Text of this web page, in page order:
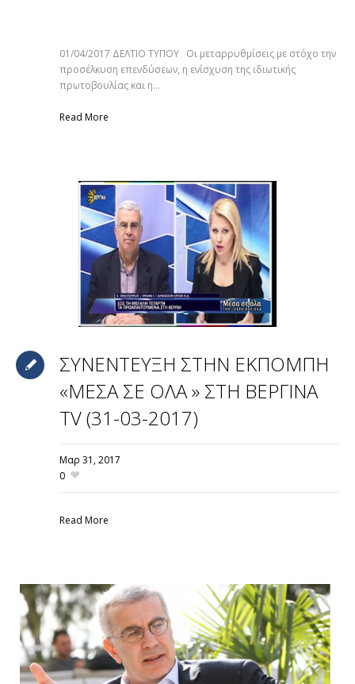
01/04/2017 ΔΕΛΤΙΟ ΤΥΠΟΥ Οι μεταρρυθμίσεις με στόχο την
προσέλκυση επενδύσεων, η ενίσχυση της ιδιωτικής
πρωτοβουλίας και η...
Read More
ΣΥΝΕΝΤΕΥΞΗ ΣΤΗΝ ΕΚΠΟΜΠΗ
«ΜΕΣΑ ΣΕ ΟΛΑ » ΣΤΗ ΒΕΡΓΙΝΑ
TV (31-03-2017)
Μαρ 31,2017
0
Read More